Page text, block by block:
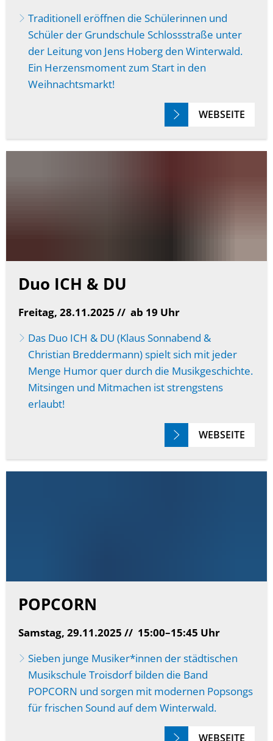
Traditionell eröffnen die Schülerinnen und
Schüler der Grundschule Schlossstraße unter
der Leitung von Jens Hoberg den Winterwald.
Ein Herzensmoment zum Start in den
Weihnachtsmarkt!
WEBSEITE
Duo ICH & DU
Freitag, 28.11.2025 // ab 19 Uhr
Das Duo ICH & DU (Klaus Sonnabend &
Christian Breddermann) spielt sich mit jeder
Menge Humor quer durch die Musikgeschichte.
Mitsingen und Mitmachen ist strengstens
erlaubt!
WEBSEITE
POPCORN
Samstag, 29.11.2025 // 15:00–15:45 Uhr
Sieben junge Musiker*innen der städtischen
Musikschule Troisdorf bilden die Band
POPCORN und sorgen mit modernen Popsongs
für frischen Sound auf dem Winterwald.
WEBSEITE